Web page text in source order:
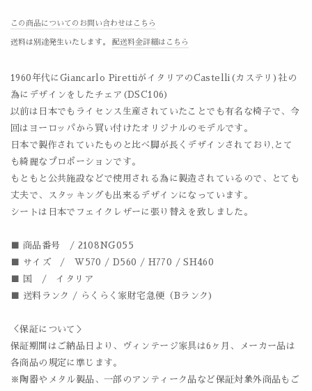
この商品についてのお問い合わせはこちら
送料は別途発生いたします。 配送料金詳細はこちら
1960年代にGiancarlo PirettiがイタリアのCastelli(カステリ)社の
為にデザインをしたチェア(DSC106)
以前は日本でもライセンス生産されていたことでも有名な椅子で、今
回はヨーロッパから買い付けたオリジナルのモデルです。
日本で製作されていたものと比べ脚が長くデザインされており,とて
も綺麗なプロポーションです。
もともと公共施設などで使用される為に製造されているので、とても
丈夫で、スタッキングも出来るデザインになっています。
シートは日本でフェイクレザーに張り替えを致しました。
■ 商品番号 / 2108NG055
■ サイズ / W570 / D560 / H770 / SH460
■ 国 / イタリア
■ 送料ランク / らくらく家財宅急便（Bランク)
＜保証について＞
保証期間はご納品日より、ヴィンテージ家具は6ヶ月、メーカー品は
各商品の規定に準じます。
※陶器やメタル製品、一部のアンティーク品など保証対象外商品もご